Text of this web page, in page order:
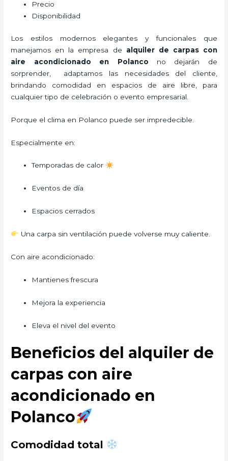
Precio
Disponibilidad
Los estilos modernos elegantes y funcionales que
manejamos en la empresa de alquiler de carpas con
aire acondicionado
en Polanco no dejarán de
sorprender, adaptamos las necesidades del cliente,
brindando comodidad en espacios de aire libre, para
cualquier tipo de celebración o evento empresarial.
Porque el clima en Polanco puede ser impredecible.
Especialmente en:
Temporadas de calor
Eventos de día
Espacios cerrados
Una carpa sin ventilación puede volverse muy caliente.
Con aire acondicionado:
Mantienes frescura
Mejora la experiencia
Eleva el nivel del evento
Beneficios del alquiler de
carpas con aire
acondicionado en
Polanco
Comodidad total